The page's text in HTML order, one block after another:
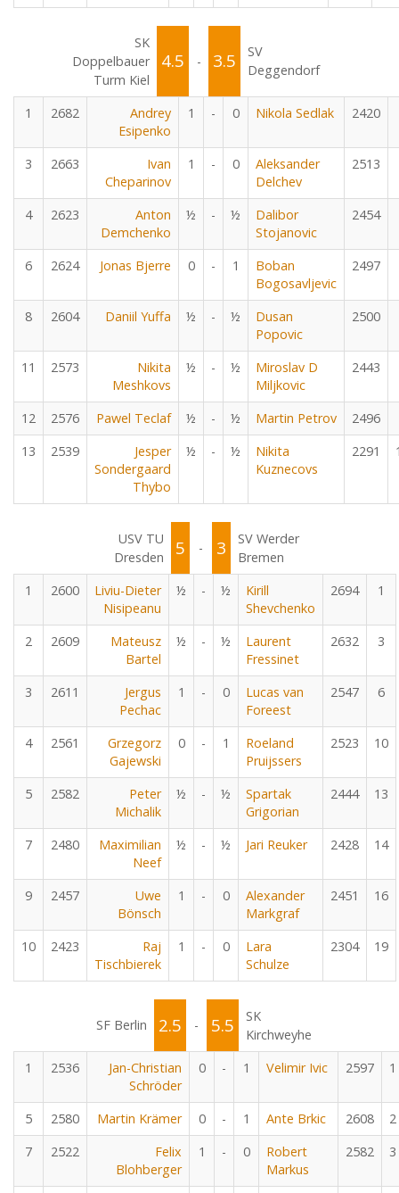
SK
Doppelbauer
Turm Kiel
4.5 - 3.5
SV
Deggendorf
1 2682
Andrey
Esipenko
1 - 0 Nikola Sedlak 2420
3 2663
Ivan
Cheparinov
1 - 0
Aleksander
Delchev
2513
4 2623
Anton
Demchenko
½ - ½
Dalibor
Stojanovic
2454
6 2624 Jonas Bjerre 0 - 1
Boban
Bogosavljevic
2497
8 2604 Daniil Yuffa ½ - ½
Dusan
Popovic
2500
11 2573
Nikita
Meshkovs
½ - ½
Miroslav D
Miljkovic
2443
12 2576 Pawel Teclaf ½ - ½ Martin Petrov
2496
13
2539
Jesper
Sondergaard
Thybo
½ - ½
Nikita
Kuznecovs
2291
USV TU
Dresden
5 - 3
SV Werder
Bremen
1
2600
Liviu-Dieter
Nisipeanu
½ - ½
Kirill
Shevchenko
2694 1
2 2609
Mateusz
Bartel
½ - ½
Laurent
Fressinet
2632 3
3 2611
Jergus
Pechac
1 - 0
Lucas van
Foreest
2547 6
4 2561
Grzegorz
Gajewski
0 - 1
Roeland
Pruijssers
2523 10
5 2582
Peter
Michalik
½ - ½
Spartak
Grigorian
2444 13
7 2480
Maximilian
Neef
½ - ½ Jari Reuker 2428 14
9 2457
Uwe
Bönsch
1 - 0
Alexander
Markgraf
2451 16
10 2423
Raj
Tischbierek
1 - 0
Lara
Schulze
2304 19
SF Berlin 2.5 - 5.5
SK
Kirchweyhe
1
2536
Jan-Christian
Schröder
0 - 1 Velimir Ivic 2597 1
5 2580 Martin Krämer 0 - 1 Ante Brkic 2608
2
7
2522
Felix
Blohberger
1 - 0
Robert
Markus
2582 3